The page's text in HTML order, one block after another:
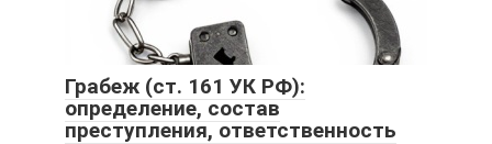
Грабеж (ст. 161 УК РФ):
определение, состав
преступления, ответственность